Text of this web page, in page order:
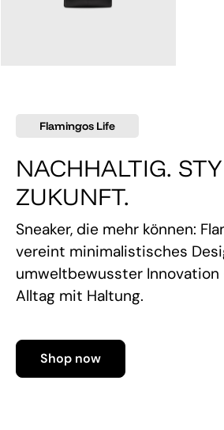
Flamingos Life
NACHHALTIG.
ZUKUNFT.
Sneaker, die mehr können:
vereint minimalistisches
umweltbewusster
Alltag mit Haltung.
Shop now